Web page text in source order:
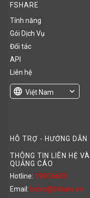
FSHARE
Tính năng
Gói Dịch Vụ
Đối tác
API
Liên hệ
language Việt Nam
expand_more
HỖ TRỢ - HƯỚNG DẪN
THÔNG TIN LIÊN HỆ VÀ
QUẢNG CÁO
Hotline: 1900 6600
Email: hotro@fshare.vn